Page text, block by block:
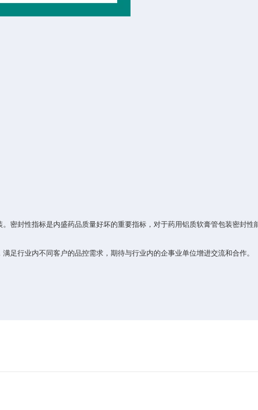
密封性指标是内盛药品质量好坏的重要指标，对于药用铝质软膏管包装密封性
足行业内不同客户的品控需求，期待与行业内的企事业单位增进交流和合作。